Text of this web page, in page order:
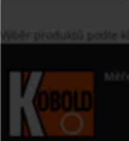
Výběr produktů podle